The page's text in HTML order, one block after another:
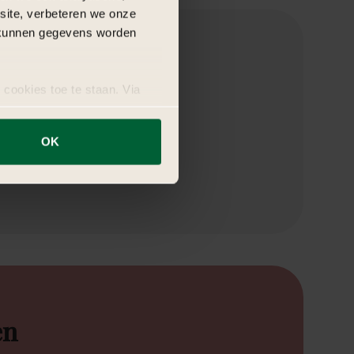
verbeteren we onze
gegevens worden
cookies toe te staan. Via
OK